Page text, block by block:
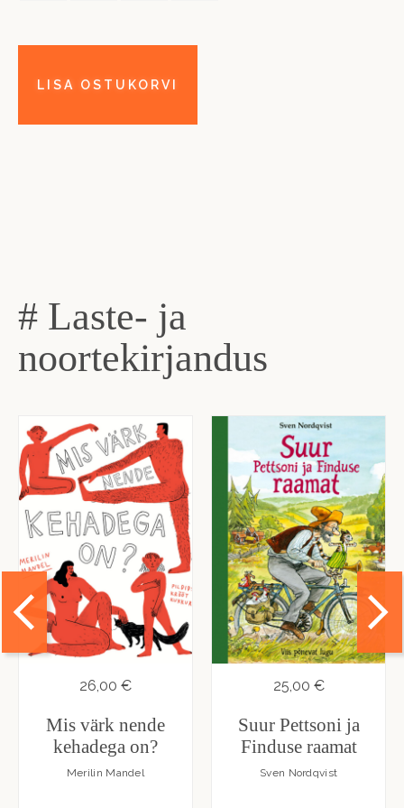
# Laste- ja
noortekirjandus
26,00 €
Mis värk nende
kehadega on?
Merilin Mandel
25,00 €
Suur Pettsoni ja
Finduse raamat
Sven Nordqvist